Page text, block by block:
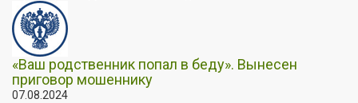
«Ваш родственник попал в беду». Вынесен
приговор мошеннику
07.08.2024